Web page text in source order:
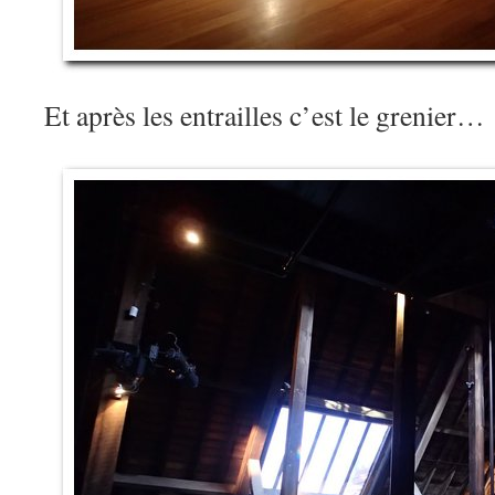
Et après les entrailles c’est le grenier…